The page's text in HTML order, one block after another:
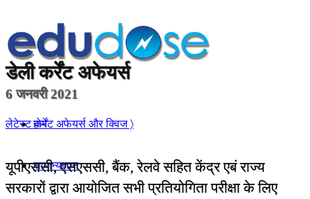
होम
सामान्यज्ञान
डेली कर्रेंट अफेयर्स
6 जनवरी 2021
लेटेस्ट कर्रेंट अफेयर्स और क्विज 〉
यूपीएससी, एसएससी, बैंक, रेलवे सहित केंद्र एबं राज्य
सरकारों द्वारा आयोजित सभी प्रतियोगिता परीक्षा के लिए